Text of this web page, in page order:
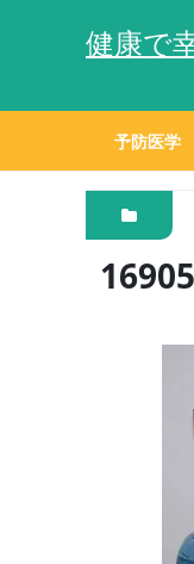
健康で
予防医学
16905